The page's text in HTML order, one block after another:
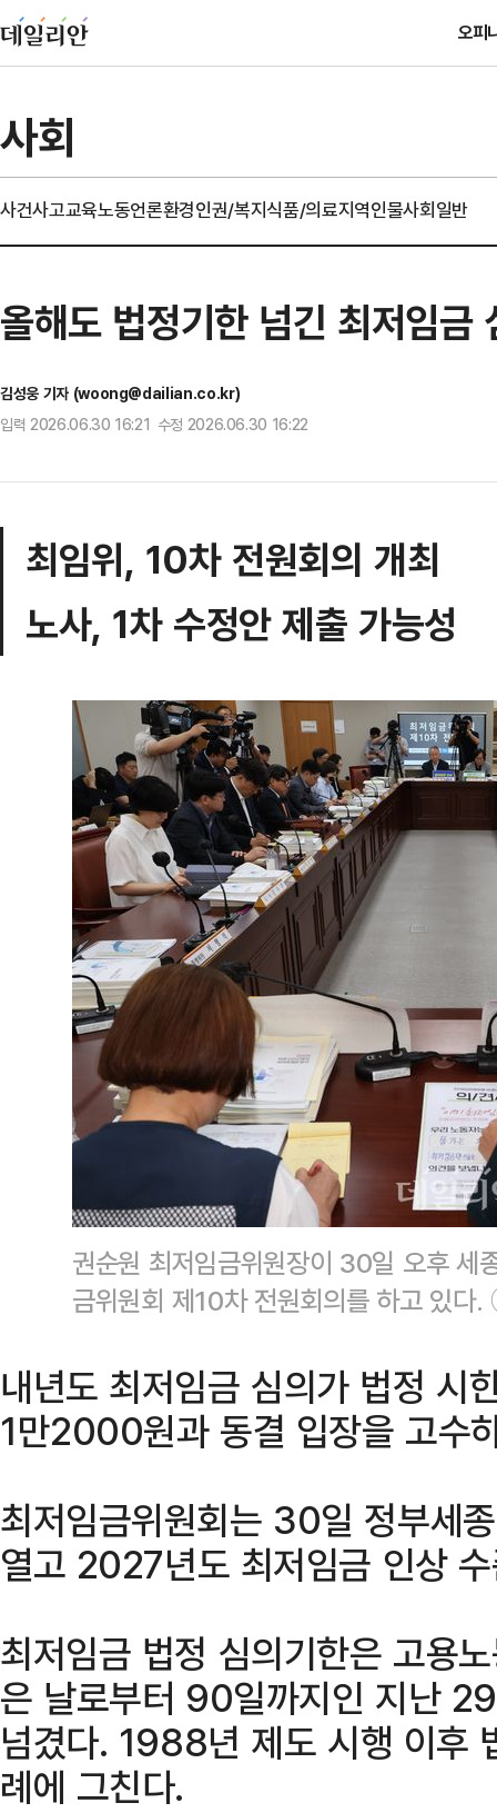
오피
사회
사건사고교육노동언론환경인권/복지식품/의료지역인물사회일반
올해도 법정기한 넘긴 최저임
김성웅 기자 (woong@dailian.co.kr)
입력 2026.06.30 16:21 수정 2026.06.30 16:22
최임위, 10차 전원회의 개최
노사, 1차 수정안 제출 가능성
권순원 최저임금위원장이 30일 오후 세
금위원회 제10차 전원회의를 하고 있다
내년도 최저임금 심의가 법정 시
1만2000원과 동결 입장을 고수
최저임금위원회는 30일 정부세
열고 2027년도 최저임금 인상
최저임금 법정 심의기한은 고용
은 날로부터 90일까지인 지난
넘겼다. 1988년 제도 시행 이후
례에 그친다.